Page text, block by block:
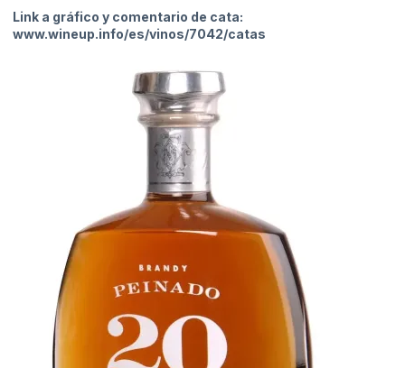
Link a gráfico y comentario de cata:
www.wineup.info/es/vinos/7042/catas